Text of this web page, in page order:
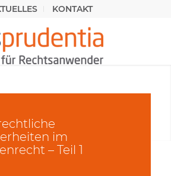
KONTAKT
im
– Teil 1